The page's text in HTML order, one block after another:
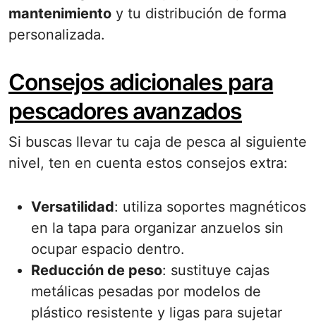
mantenimiento y tu distribución de forma
personalizada.
Consejos adicionales para
pescadores avanzados
Si buscas llevar tu caja de pesca al siguiente
nivel, ten en cuenta estos consejos extra:
Versatilidad: utiliza soportes magnéticos
en la tapa para organizar anzuelos sin
ocupar espacio dentro.
Reducción de peso: sustituye cajas
metálicas pesadas por modelos de
plástico resistente y ligas para sujetar